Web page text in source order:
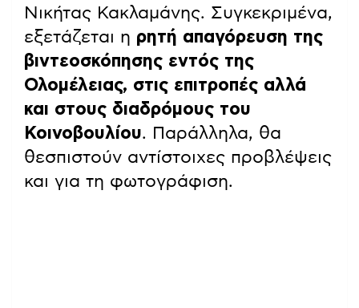
Νικήτας Κακλαμάνης. Συγκεκριμένα,
εξετάζεται η ρητή απαγόρευση της
βιντεοσκόπησης εντός της
Ολομέλειας, στις επιτροπές αλλά
και στους διαδρόμους του
Κοινοβουλίου. Παράλληλα, θα
θεσπιστούν αντίστοιχες προβλέψεις
και για τη φωτογράφιση.